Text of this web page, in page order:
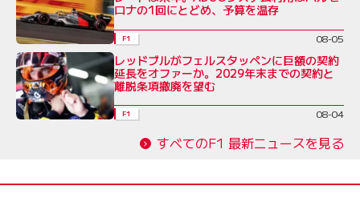
ロナの1回にとどめ、予算を温存
F1 08-05
レッドブルがフェルスタッペンに巨額の契約
延長をオファーか。2029年末までの契約と
離脱条項撤廃を望む
F1 08-04
すべてのF1 最新ニュースを見る